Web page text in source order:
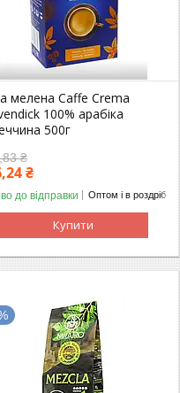
мелена Caffe Crema
100% арабіка
500г
₴
₴
до відправки Оптом і в роздріб
Купити